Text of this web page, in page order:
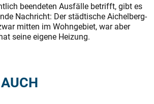
beendeten Ausfälle betrifft, gibt es
Nachricht: Der städtische Aichelberg-
mitten im Wohngebiet, war aber
seine eigene Heizung.